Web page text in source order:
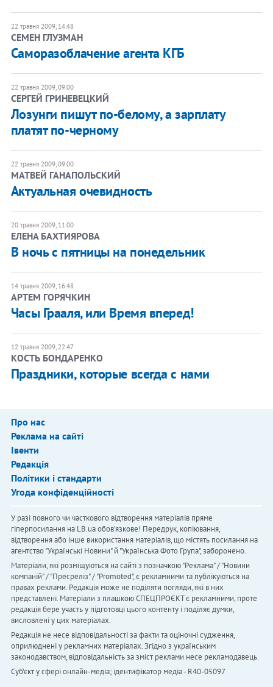
22 травня 2009, 14:48
СЕМЕН ГЛУЗМАН
Саморазоблачение агента КГБ
22 травня 2009, 09:00
СЕРГЕЙ ГРИНЕВЕЦКИЙ
Лозунги пишут по-белому, а зарплату
платят по-черному
22 травня 2009, 09:00
МАТВЕЙ ГАНАПОЛЬСКИЙ
Актуальная очевидность
20 травня 2009, 11:00
ЕЛЕНА БАХТИЯРОВА
В ночь с пятницы на понедельник
14 травня 2009, 16:48
АРТЕМ ГОРЯЧКИН
Часы Грааля, или Время вперед!
12 травня 2009, 22:47
КОСТЬ БОНДАРЕНКО
Праздники, которые всегда с нами
Про нас
Реклама на сайті
Івенти
Редакція
Політики і стандарти
Угода конфіденційності
У разі повного чи часткового відтворення матеріалів пряме
гіперпосилання на LB.ua обов'язкове! Передрук, копіювання,
відтворення або інше використання матеріалів, що містять посилання на
агентство "Українськi Новини" й "Українська Фото Група", заборонено.
Матеріали, які розміщуються на сайті з позначкою "Реклама" / "Новини
компаній" / "Пресреліз" / "Promoted", є рекламними та публікуються на
правах реклами. Редакція може не поділяти погляди, які в них
представлені. Матеріали з плашкою СПЕЦПРОЄКТ є рекламними, проте
редакція бере участь у підготовці цього контенту і поділяє думки,
висловлені у цих матеріалах.
Редакція не несе відповідальності за факти та оціночні судження,
оприлюднені у рекламних матеріалах. Згідно з українським
законодавством, відповідальність за зміст реклами несе рекламодавець.
Cуб'єкт у сфері онлайн-медіа; ідентифікатор медіа - R40-05097